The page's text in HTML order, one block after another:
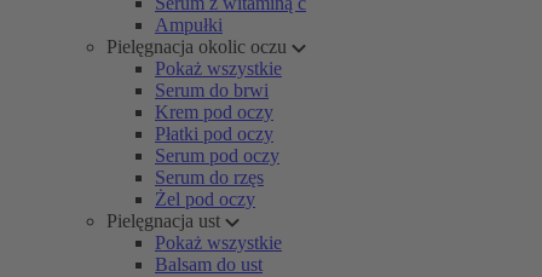
Ampułki
Pielęgnacja okolic oczu
Pokaż wszystkie
Serum do brwi
Krem pod oczy
Płatki pod oczy
Serum pod oczy
Serum do rzęs
Żel pod oczy
Pielęgnacja ust
Pokaż wszystkie
Balsam do ust